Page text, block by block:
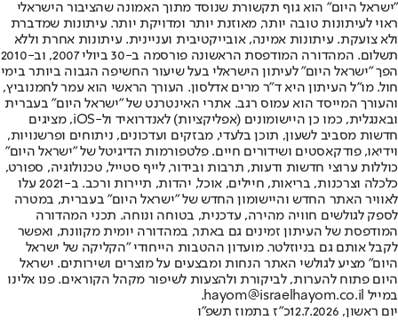
"ישראל היום" הוא גוף תקשורת שנוסד מתוך האמונה שהציבור הישראלי
ראוי לעיתונות טובה יותר, מאוזנת יותר ומדויקת יותר. עיתונות שמדברת
ולא צועקת. עיתונות אמינה, אובייקטיבית ועניינית. עיתונות אחרת וללא
תשלום. המהדורה המודפסת הראשונה פורסמה ב-30 ביולי 2007, וב-2010
הפך "ישראל היום" לעיתון הישראלי בעל שיעור החשיפה הגבוה ביותר בימי
חול. מו"ל העיתון היא ד"ר מרים אדלסון. העורך הראשי הוא עמר לחמנוביץ,
והעורך המייסד הוא עמוס רגב. אתרי האינטרנט של "ישראל היום" בעברית
ובאנגלית, כמו כן היישומונים (אפליקציות) לאנדרואיד ול-iOS, מציגים
חדשות מסביב לשעון, תוכן בלעדי, מבזקים ועדכונים, ניתוחים ופרשנויות,
וידיאו, פודקאסטים ושידורים חיים. פלטפורמות הדיגיטל של "ישראל היום"
כוללות ערוצי חדשות ודעות, תרבות ובידור, לייף סטייל, טכנולוגיה, ספורט,
כלכלה וצרכנות, בריאות, חיילים, אוכל, יהדות, תיירות ורכב. ב-2021 עלו
לאוויר האתר החדש והיישומון החדש של "ישראל היום" בעברית, במטרה
לספק לגולשים חוויה מהירה, עדכנית, בטוחה ונוחה. תכני המהדורה
המודפסת של העיתון זמינים גם באתר, במהדורה יומית מקוונת, ואפשר
לקבל אותם גם בניוזלטר. מועדון ההטבות הייחודי "הקליקה של ישראל
היום" מציע לגולשי האתר הנחות ומבצעים על מוצרים ושירותים. ישראל
היום פתוח להערות, לביקורת ולהצעות לשיפור מקהל הקוראים. פנו אלינו
במייל hayom@israelhayom.co.il.
יום ראשון, 12.7.2026
כ"ז בתמוז תשפ"ו